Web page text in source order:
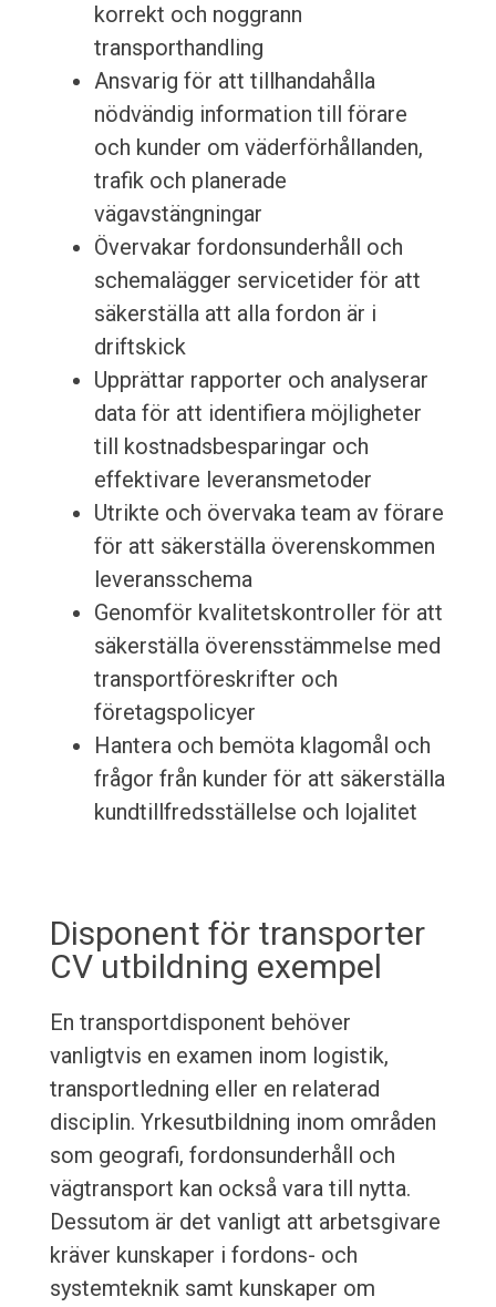
korrekt och noggrann
transporthandling
Ansvarig för att tillhandahålla
nödvändig information till förare
och kunder om väderförhållanden,
trafik och planerade
vägavstängningar
Övervakar fordonsunderhåll och
schemalägger servicetider för att
säkerställa att alla fordon är i
driftskick
Upprättar rapporter och analyserar
data för att identifiera möjligheter
till kostnadsbesparingar och
effektivare leveransmetoder
Utrikte och övervaka team av förare
för att säkerställa överenskommen
leveransschema
Genomför kvalitetskontroller för att
säkerställa överensstämmelse med
transportföreskrifter och
företagspolicyer
Hantera och bemöta klagomål och
frågor från kunder för att säkerställa
kundtillfredsställelse och lojalitet
Disponent för transporter
CV utbildning exempel
En transportdisponent behöver
vanligtvis en examen inom logistik,
transportledning eller en relaterad
disciplin. Yrkesutbildning inom områden
som geografi, fordonsunderhåll och
vägtransport kan också vara till nytta.
Dessutom är det vanligt att arbetsgivare
kräver kunskaper i fordons- och
systemteknik samt kunskaper om